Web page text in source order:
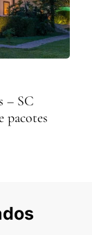
– SC
pacotes